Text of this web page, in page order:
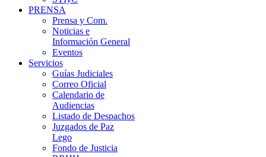
PRENSA
Prensa y Com.
Noticias e
Información General
Eventos
Servicios
Guías Judiciales
Correo Oficial
Calendario de
Audiencias
Listado de Despachos
Juzgados de Paz
Lego
Fondo de Justicia